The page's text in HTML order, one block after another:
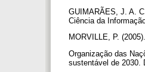
GUIMARÃES, J. A.
Ciência da
MORVILLE, P.
Organização das
sustentável de 2030.